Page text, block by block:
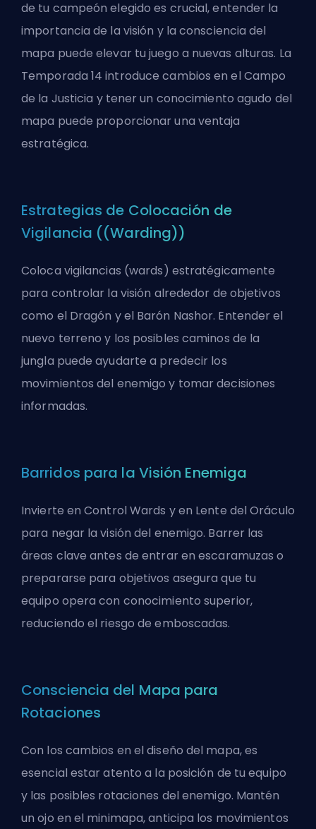
de tu campeón elegido es crucial, entender la
importancia de la visión y la consciencia del
mapa puede elevar tu juego a nuevas alturas. La
Temporada 14 introduce cambios en el Campo
de la Justicia y tener un conocimiento agudo del
mapa puede proporcionar una ventaja
estratégica.
Estrategias de Colocación de
Vigilancia ((Warding))
Coloca vigilancias (wards) estratégicamente
para controlar la visión alrededor de objetivos
como el Dragón y el Barón Nashor. Entender el
nuevo terreno y los posibles caminos de la
jungla puede ayudarte a predecir los
movimientos del enemigo y tomar decisiones
informadas.
Barridos para la Visión Enemiga
Invierte en Control Wards y en Lente del Oráculo
para negar la visión del enemigo. Barrer las
áreas clave antes de entrar en escaramuzas o
prepararse para objetivos asegura que tu
equipo opera con conocimiento superior,
reduciendo el riesgo de emboscadas.
Consciencia del Mapa para
Rotaciones
Con los cambios en el diseño del mapa, es
esencial estar atento a la posición de tu equipo
y las posibles rotaciones del enemigo. Mantén
un ojo en el minimapa, anticipa los movimientos